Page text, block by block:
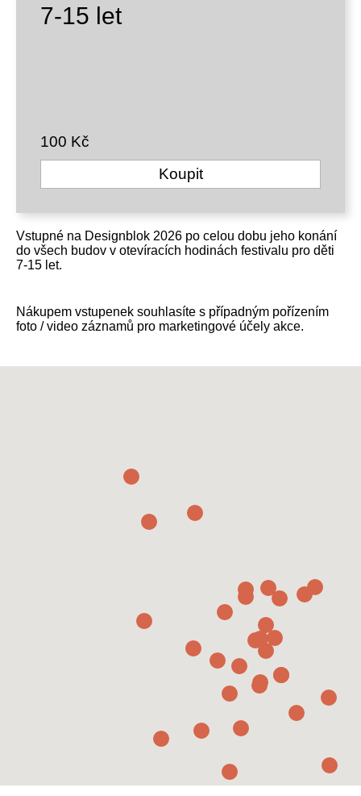
7-15 let
100 Kč
Koupit
Vstupné na Designblok 2026 po celou dobu jeho konání
do všech budov v otevíracích hodinách festivalu pro děti
7-15 let.
Nákupem vstupenek souhlasíte s případným pořízením
foto / video záznamů pro marketingové účely akce.